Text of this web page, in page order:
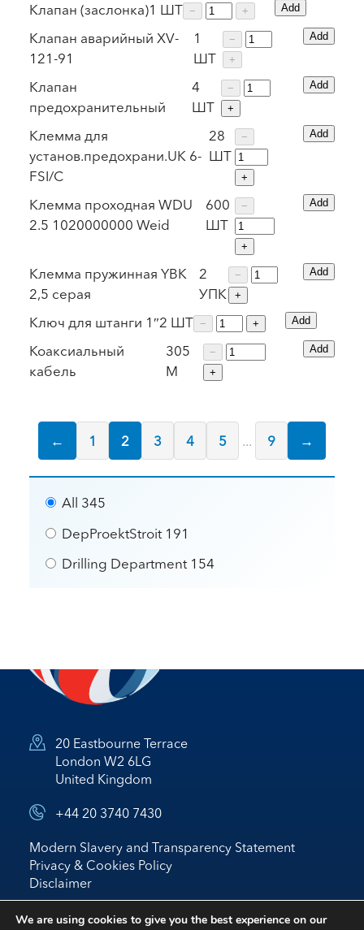
Клапан (заслонка)1 ШТ − + Add
Клапан аварийный XV-
121-91
1
ШТ
−
+
Add
Клапан
предохранительный
4
ШТ
−
+
Add
Клемма для
установ.предохрани.UK 6-
FSI/C
28
ШТ
−
+
Add
Клемма проходная WDU
2.5 1020000000 Weid
600
ШТ
−
+
Add
Клемма пружинная YBK
2,5 серая
2
УПК
−
+
Add
Ключ для штанги 1″2 ШТ − + Add
Коаксиальный
кабель
305
М
−
+
Add
← 1 2 3 4 5 ... 9 →
All 345
DepProektStroit 191
Drilling Department 154
20 Eastbourne Terrace
London W2 6LG
United Kingdom
+44 20 3740 7430
Modern Slavery and Transparency Statement
Privacy & Cookies Policy
Disclaimer
© 2026 Nostrum Oil & Gas Plc
We are using cookies to give you the best experience on our